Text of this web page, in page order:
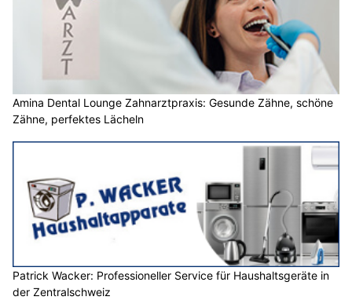
Amina Dental Lounge Zahnarztpraxis: Gesunde Zähne, schöne
Zähne, perfektes Lächeln
Patrick Wacker: Professioneller Service für Haushaltsgeräte in
der Zentralschweiz